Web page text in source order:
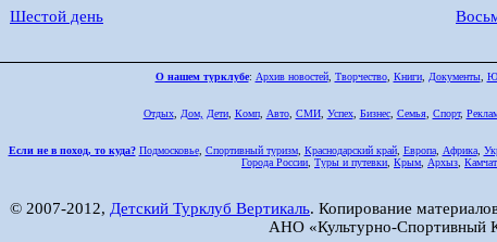
Шестой день
О нашем турклубе: Архив новостей, Творчество, Книги, Документы,
Отдых, Дом, Дети, Комп, Авто, СМИ, Успех, Бизнес, Семья, Спорт,
Если не в поход, то куда? Подмосковье, Спортивный туризм, Краснодарский край, Европа, Африка,
Города России Туры и путевки Крым Архыз
© 2007-2012, Детский Турклуб Вертикаль. Копирование
АНО «Культурно-Спортивный